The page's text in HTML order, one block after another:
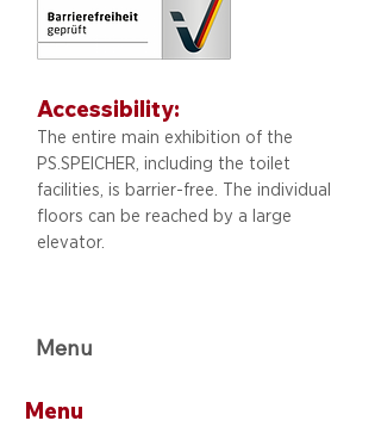
Accessibility:
The entire main exhibition of the
PS.SPEICHER, including the toilet
facilities, is barrier-free. The individual
floors can be reached by a large
elevator.
Menu
Menu